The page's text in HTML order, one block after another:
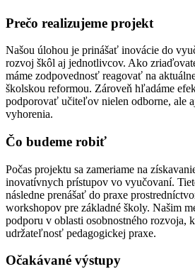
Prečo realizujeme projekt
Našou úlohou je prinášať inovácie do
rozvoj škôl aj jednotlivcov. Ako
máme zodpovednosť reagovať na
školskou reformou. Zároveň hľadáme
podporovať učiteľov nielen odborne, ale
vyhorenia.
Čo budeme robiť
Počas projektu sa zameriame na
inovatívnych prístupov vo vyučovaní.
následne prenášať do praxe
workshopov pre základné školy. Našim
podporu v oblasti osobnostného rozvoja,
udržateľnosť pedagogickej praxe.
Očakávané výstupy